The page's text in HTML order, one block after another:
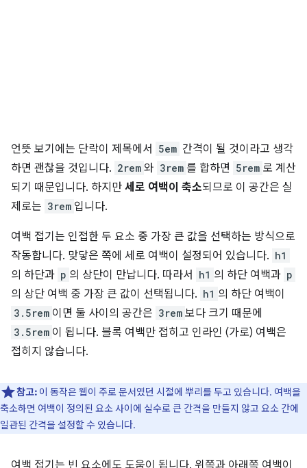
언뜻 보기에는 단락이 제목에서 5em 간격이 될 것이라고 생각
하면 괜찮을 것입니다. 2rem 와 3rem 를 합하면 5rem 로 계산
되기 때문입니다. 하지만 세로 여백이 축소되므로 이 공간은 실
제로는 3rem 입니다.
여백 접기는 인접한 두 요소 중 가장 큰 값을 선택하는 방식으로
작동합니다. 맞닿은 쪽에 세로 여백이 설정되어 있습니다. h1
의 하단과 p 의 상단이 만납니다. 따라서 h1 의 하단 여백과 p
의 상단 여백 중 가장 큰 값이 선택됩니다. h1 의 하단 여백이
3.5rem 이면 둘 사이의 공간은 3rem 보다 크기 때문에
3.5rem 이 됩니다. 블록 여백만 접히고 인라인 (가로) 여백은
접히지 않습니다.
참고: 이 동작은 웹이 주로 문서였던 시절에 뿌리를 두고 있습니다. 여백을
축소하면 여백이 정의된 요소 사이에 실수로 큰 간격을 만들지 않고 요소 간에
일관된 간격을 설정할 수 있습니다.
여백 접기는 빈 요소에도 도움이 됩니다. 위쪽과 아래쪽 여백이